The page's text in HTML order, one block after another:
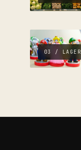
03 / LAGER